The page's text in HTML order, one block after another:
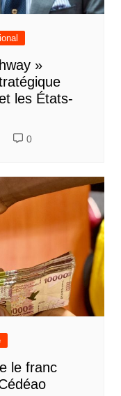
»
les États-
0
le franc